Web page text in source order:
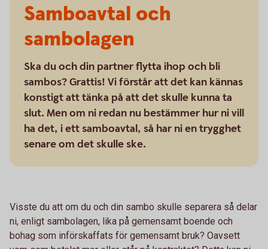
Samboavtal och
sambolagen
Ska du och din partner flytta ihop och bli
sambos? Grattis! Vi förstår att det kan kännas
konstigt att tänka på att det skulle kunna ta
slut. Men om ni redan nu bestämmer hur ni vill
ha det, i ett samboavtal, så har ni en trygghet
senare om det skulle ske.
Visste du att om du och din sambo skulle separera så delar
ni, enligt sambolagen, lika på gemensamt boende och
bohag som införskaffats för gemensamt bruk? Oavsett